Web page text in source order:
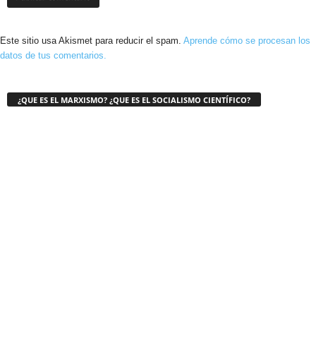
Este sitio usa Akismet para reducir el spam. Aprende cómo se procesan los
datos de tus comentarios.
¿QUE ES EL MARXISMO? ¿QUE ES EL SOCIALISMO CIENTÍFICO?